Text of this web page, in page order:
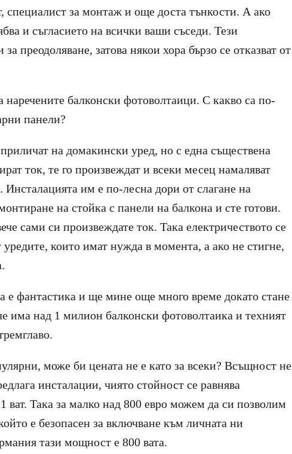
специалист за монтаж и още доста тънкости. А ако
и съгласието на всички ваши съседи. Тези
преодоляване, затова някои хора бързо се отказват от
наречените балконски фотоволтаици. С какво са по-
панели?
на домакински уред, но с една съществена
ток, те го произвеждат и всеки месец намаляват
Инсталацията им е по-лесна дори от слагане на
на стойка с панели на балкона и сте готови.
сами си произвеждате ток. Така електричеството се
които имат нужда в момента, а ако не стигне,
е фантастика и ще мине още много време докато стане
има над 1 милион балконски фотоволтаика и техният
може би цената не е като за всеки? Всъщност не
инсталации, чиято стойност се равнява
ват. Така за малко над 800 евро можем да си позволим
е безопасен за включване към личната ни
тази мощност е 800 вата.